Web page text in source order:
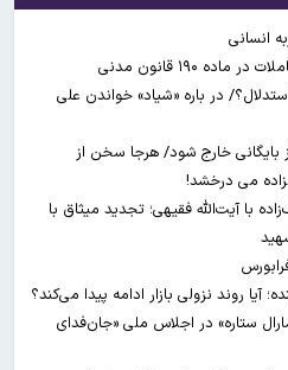
انسانی
۱۹۰ قانون مدنی
در باره «شیاد» خواندن علی
بایگانی خارج شود/ هرجا سخن از
می درخشد!
با آیت‌الله فقیهی؛ تجدید میثاق با
آیا روند نزولی بازار ادامه پیدا می‌کند؟
ستاره» در اجلاس ملی «جان‌فدای